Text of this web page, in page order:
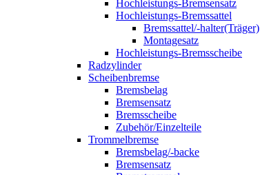
Hochleistungs-Bremsensatz
Hochleistungs-Bremssattel
Bremssattel/-halter(Träger)
Montagesatz
Hochleistungs-Bremsscheibe
Radzylinder
Scheibenbremse
Bremsbelag
Bremsensatz
Bremsscheibe
Zubehör/Einzelteile
Trommelbremse
Bremsbelag/-backe
Bremsensatz